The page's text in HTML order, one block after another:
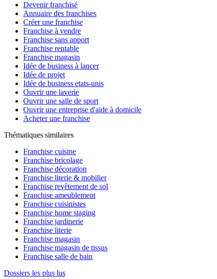
Devenir franchisé
Annuaire des franchises
Créer une franchise
Franchise à vendre
Franchise sans apport
Franchise rentable
Franchise magasin
Idée de business à lancer
Idée de projet
Idée de business etats-unis
Ouvrir une laverie
Ouvrir une salle de sport
Ouvrir une entreprise d'aide à domicile
Acheter une franchise
Thématiques similaires
Franchise cuisine
Franchise bricolage
Franchise décoration
Franchise literie & mobilier
Franchise revêtement de sol
Franchise ameublement
Franchise cuisinistes
Franchise home staging
Franchise jardinerie
Franchise literie
Franchise magasin
Franchise magasin de tissus
Franchise salle de bain
Dossiers les plus lus